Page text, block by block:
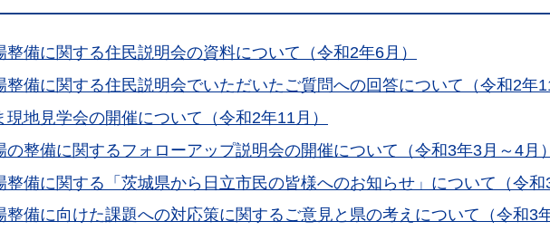
備に関する住民説明会の資料について（令和2年6月）
整備に関する住民説明会でいただいたご質問への回答について（令和2年
地見学会の開催について（令和2年11月）
の整備に関するフォローアップ説明会の開催について（令和3年3月～4月
整備に関する「茨城県から日立市民の皆様へのお知らせ」について（令和
整備に向けた課題への対応策に関するご意見と県の考えについて（令和3